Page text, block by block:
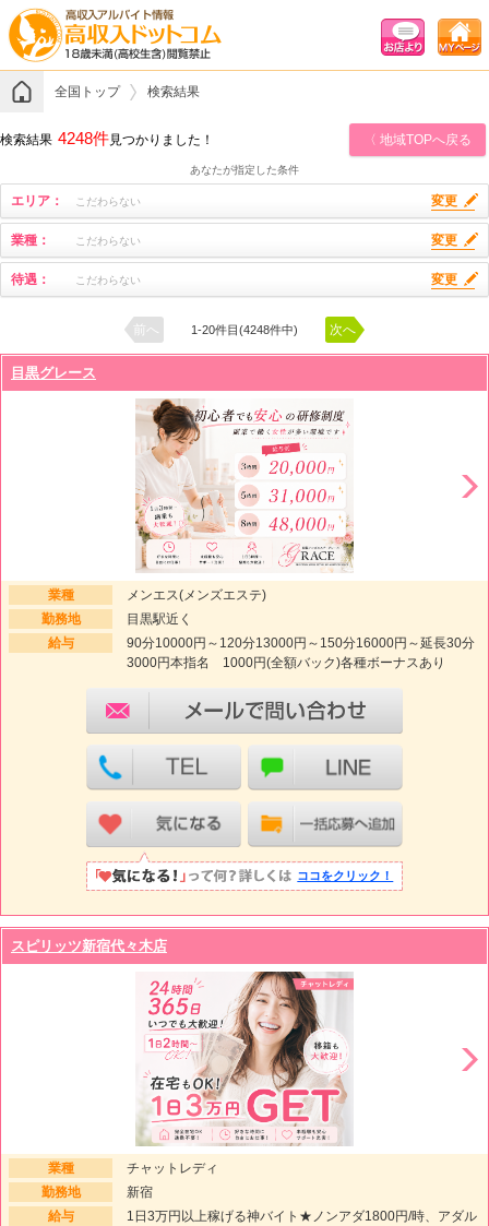
全国トップ 検索結果
検索結果 4248件見つかりました！ 〈 地域TOPへ戻る
あなたが指定した条件
エリア： こだわらない 変更
業種： こだわらない 変更
待遇： こだわらない 変更
前へ 1-20件目(4248件中) 次へ
目黒グレース
業種
メンエス(メンズエステ)
勤務地
目黒駅近く
給与
90分10000円～120分13000円～150分16000円～延長30分
3000円本指名 1000円(全額バック)各種ボーナスあり
ココをクリック！
スピリッツ新宿代々木店
業種
チャットレディ
勤務地
新宿
給与
1日3万円以上稼げる神バイト★ノンアダ1800円/時、アダル